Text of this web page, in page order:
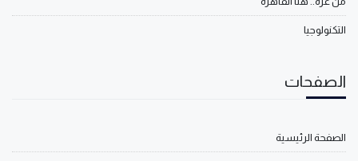
التكنولوجيا
الصفحات
الصفحة الرئيسية